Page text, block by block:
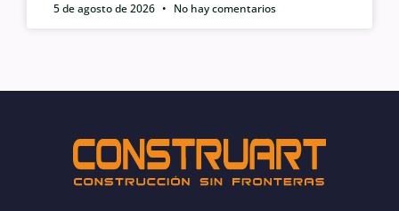
5 de agosto de 2026
No hay comentarios